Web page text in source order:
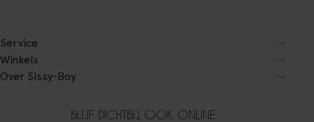
Service
Winkels
Over Sissy-Boy
BLIJF DICHTBIJ, OOK ONLINE